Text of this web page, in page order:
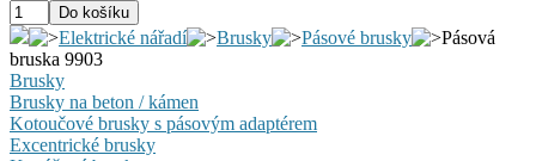
Elektrické nářadí Brusky Pásové brusky
Pásová
bruska 9903
Brusky
Brusky na beton / kámen
Kotoučové brusky s pásovým adaptérem
Excentrické brusky